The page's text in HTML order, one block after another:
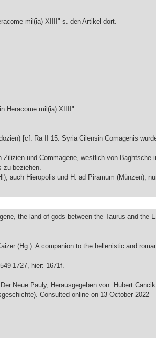
mil(ia) XIIII" s. den Artikel dort.
Heracome mil(ia) XIIII".
[cf. Ra II 15: Syria Cilensin Comagenis
und Commagene, westlich von Baghtsche
zu beziehen.
auch Hieropolis und H. ad Piramum (Münzen),
the land of gods between the Taurus and the
(Hg.): A companion to the hellenistic and
1727, hier: 1671f.
Neue Pauly, Herausgegeben von: Hubert
Consulted online on 13 October 2022